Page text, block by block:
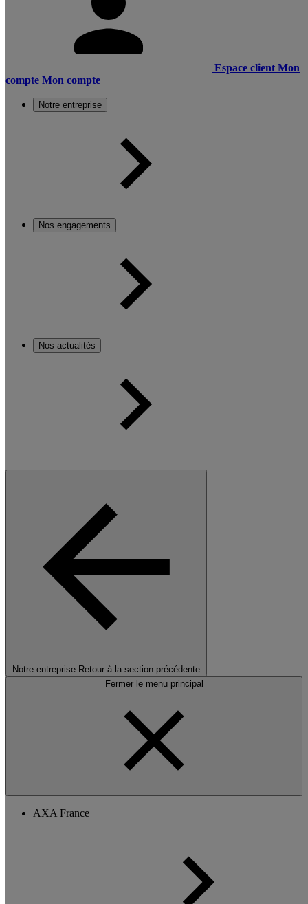
Espace client Mon
compte Mon compte
Notre entreprise
Nos engagements
Nos actualités
Notre entreprise Retour à la section précédente
Fermer le menu principal
AXA France